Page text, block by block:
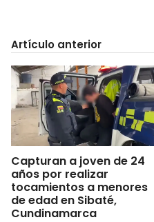
Artículo anterior
Capturan a joven de 24
años por realizar
tocamientos a menores
de edad en Sibaté,
Cundinamarca